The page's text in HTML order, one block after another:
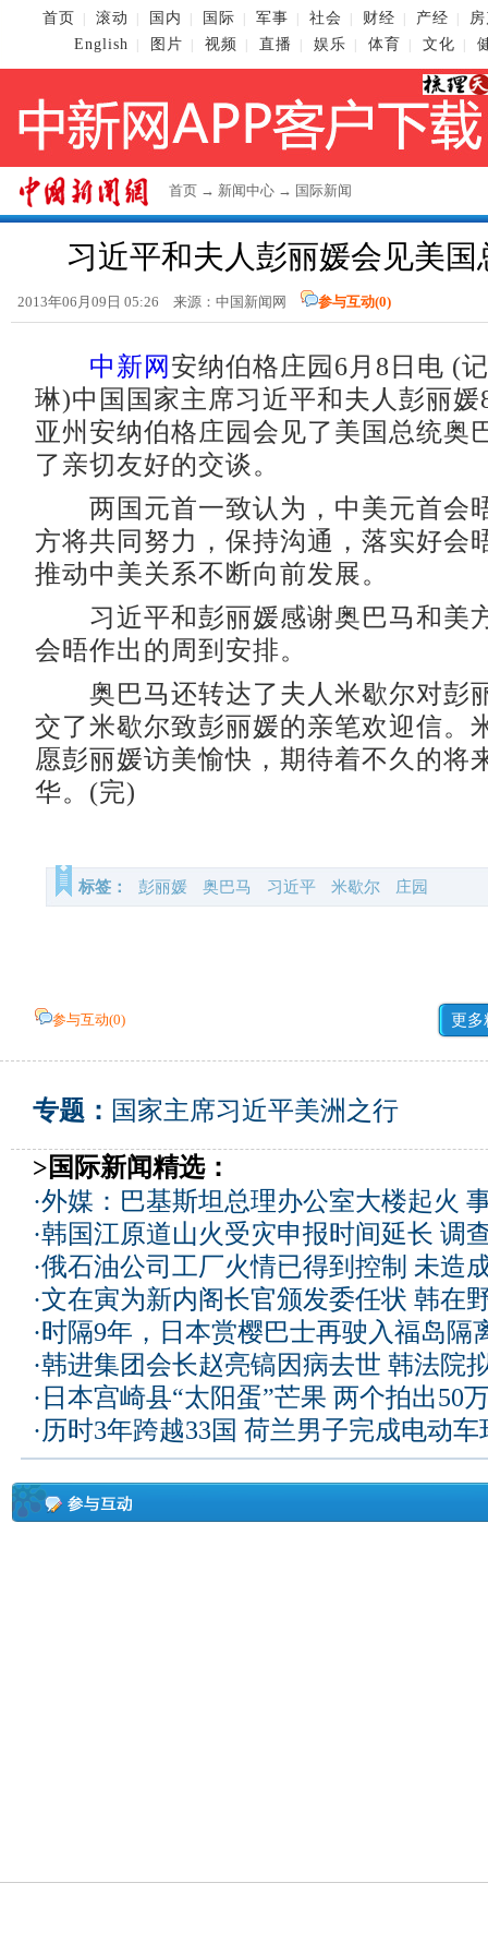
首页 滚动 国内 国际 军事 社会 财经 产经
English
图片 视频 直播 娱乐 体育 文化
首页 → 新闻中心 → 国际新闻
习近平和夫人彭丽媛会见美国
2013年06月09日 05:26 来源： 中国新闻网 参与互动(0)
中新网 安纳伯格庄园6月8日电 (
琳)中国国家主席习近平和夫人彭丽
亚州安纳伯格庄园会见了美国总统奥
了亲切友好的交谈。
两国元首一致认为，中美元首会
方将共同努力，保持沟通，落实好会
推动中美关系不断向前发展。
习近平和彭丽媛感谢奥巴马和美
会晤作出的周到安排。
奥巴马还转达了夫人米歇尔对彭
交了米歇尔致彭丽媛的亲笔欢迎信。
愿彭丽媛访美愉快，期待着不久的将
华。(完)
标签： 彭丽媛 奥巴马 习近平 米歇尔 庄园
参与互动(0) 更多
专题： 国家主席习近平美洲之行
>国际新闻精选：
·外媒：巴基斯坦总理办公室大楼起火
·韩国江原道山火受灾申报时间延长 调
·俄石油公司工厂火情已得到控制 未造
·文在寅为新内阁长官颁发委任状 韩在
·时隔9年，日本赏樱巴士再驶入福岛隔
·韩进集团会长赵亮镐因病去世 韩法院
· 日本宫崎县“太阳蛋”芒果 两个拍出50
·历时3年跨越33国 荷兰男子完成电动车